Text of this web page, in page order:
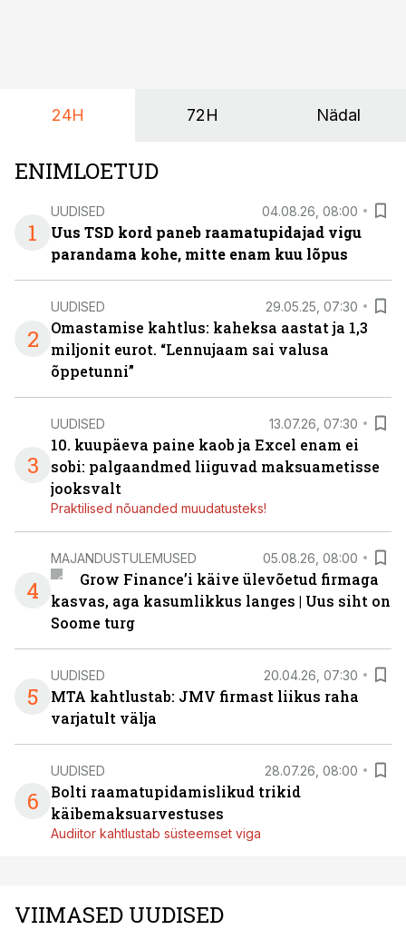
24H 72H Nädal
ENIMLOETUD
1
UUDISED 04.08.26, 08:00
Uus TSD kord paneb raamatupidajad vigu
parandama kohe, mitte enam kuu lõpus
2
UUDISED 29.05.25, 07:30
Omastamise kahtlus: kaheksa aastat ja 1,3
miljonit eurot. “Lennujaam sai valusa
õppetunni”
3
UUDISED 13.07.26, 07:30
10. kuupäeva paine kaob ja Excel enam ei
sobi: palgaandmed liiguvad maksuametisse
jooksvalt
Praktilised nõuanded muudatusteks!
4
MAJANDUSTULEMUSED 05.08.26, 08:00
Grow Finance’i käive ülevõetud firmaga
kasvas, aga kasumlikkus langes | Uus siht on
Soome turg
5
UUDISED 20.04.26, 07:30
MTA kahtlustab: JMV firmast liikus raha
varjatult välja
6
UUDISED 28.07.26, 08:00
Bolti raamatupidamislikud trikid
käibemaksuarvestuses
Audiitor kahtlustab süsteemset viga
VIIMASED UUDISED